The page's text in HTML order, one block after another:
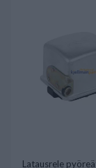
Latausrele